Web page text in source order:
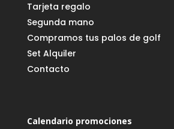
Tarjeta regalo
Segunda mano
Compramos tus palos de golf
Set Alquiler
Contacto
Calendario promociones